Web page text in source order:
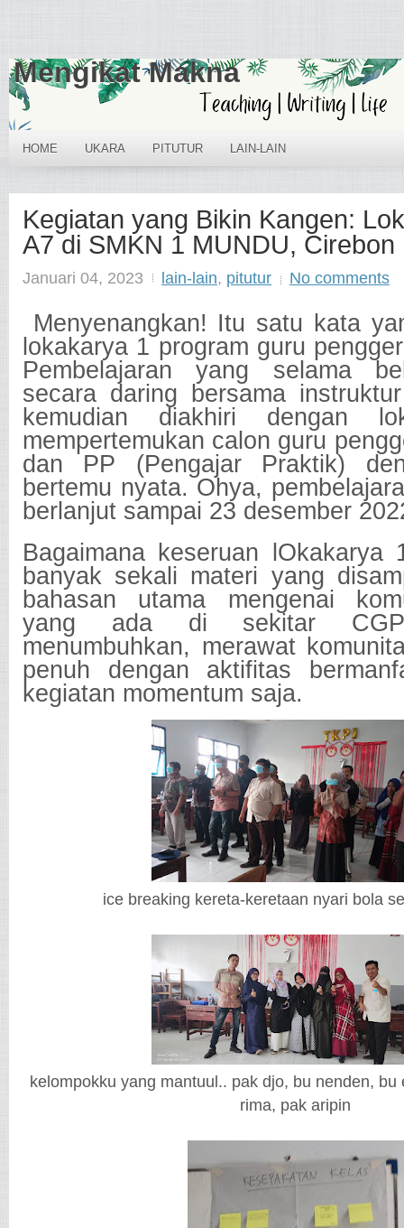
Mengikat Makna
HOME UKARA PITUTUR LAIN-LAIN
Kegiatan yang Bikin Kangen:
A7 di SMKN 1 MUNDU, Cirebon
Januari 04, 2023 lain-lain, pitutur No comments
Menyenangkan! Itu satu kata
lokakarya 1 program guru
Pembelajaran yang selama
secara daring bersama
kemudian diakhiri dengan
mempertemukan calon guru
dan PP (Pengajar Praktik)
bertemu nyata. Ohya,
berlanjut sampai 23 desember
Bagaimana keseruan lOkakarya
banyak sekali materi yang
bahasan utama mengenai
yang ada di sekitar CGP.
menumbuhkan, merawat
penuh dengan aktifitas
kegiatan momentum saja.
ice breaking kereta-keretaan nyari bola
kelompokku yang mantuul.. pak djo, bu nenden, bu
rima, pak aripin